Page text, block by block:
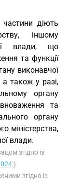
діють
іншому
влади, що
та функції
виконавчої
також у разі,
органу
та
органу
міністерства,
влади.
згідно із
)
згідно із